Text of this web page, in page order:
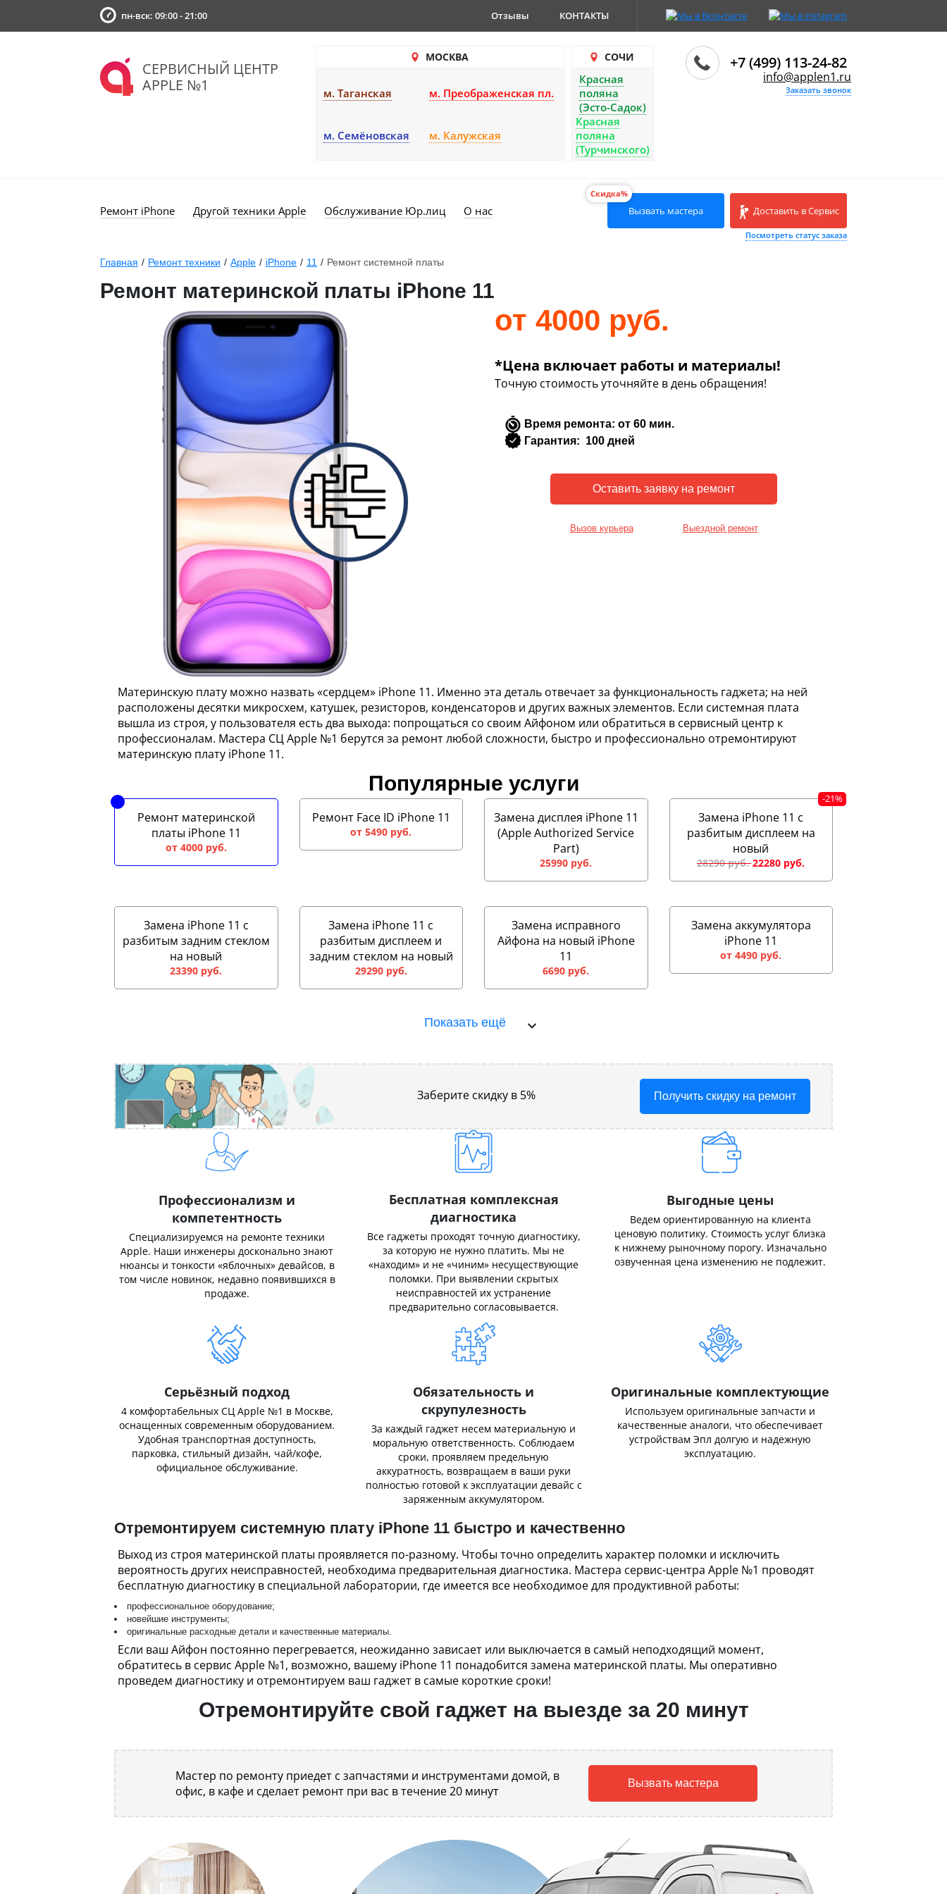
пн-вск: 09:00 - 21:00 Отзывы КОНТАКТЫ
СЕРВИСНЫЙ ЦЕНТР
APPLE №1
МОСКВА
м. Таганская м. Преображенская пл.
м. Семёновская м. Калужская
СОЧИ
Красная
поляна
(Эсто-Садок)
Красная
поляна
(Турчинского)
+7 (499) 113-24-82
info@applen1.ru
Заказать звонок
Ремонт iPhone Другой техники Apple Обслуживание Юр.лиц О нас
Скидка%
Вызвать мастера Доставить в Сервис
Посмотреть статус заказа
Главная / Ремонт техники / Apple / iPhone / 11 / Ремонт системной платы
Ремонт материнской платы iPhone 11
от 4000 руб.
*Цена включает работы и материалы!
Точную стоимость уточняйте в день обращения!
Время ремонта: от 60 мин.
Гарантия: 100 дней
Вызов курьера Выездной ремонт
Материнскую плату можно назвать «сердцем» iPhone 11. Именно эта деталь отвечает за функциональность гаджета; на ней
расположены десятки микросхем, катушек, резисторов, конденсаторов и других важных элементов. Если системная плата
вышла из строя, у пользователя есть два выхода: попрощаться со своим Айфоном или обратиться в сервисный центр к
профессионалам. Мастера СЦ Apple №1 берутся за ремонт любой сложности, быстро и профессионально отремонтируют
материнскую плату iPhone 11.
Популярные услуги
Ремонт материнской
платы iPhone 11
от 4000 руб.
Ремонт Face ID iPhone 11
от 5490 руб.
Замена дисплея iPhone 11
(Apple Authorized Service
Part)
25990 руб.
Замена iPhone 11 с
разбитым дисплеем на
новый
28290 руб.
Замена iPhone 11 с
разбитым задним стеклом
на новый
23390 руб.
Замена iPhone 11 с
разбитым дисплеем и
задним стеклом на новый
29290 руб.
Замена исправного
Айфона на новый iPhone
11
6690 руб.
Замена аккумулятора
iPhone 11
от 4490 руб.
Показать ещё
Заберите скидку в 5% Получить скидку на ремонт
Профессионализм и
компетентность
Специализируемся на ремонте техники
Apple. Наши инженеры досконально знают
нюансы и тонкости «яблочных» девайсов, в
том числе новинок, недавно появившихся в
продаже.
Бесплатная комплексная
диагностика
Все гаджеты проходят точную диагностику,
за которую не нужно платить. Мы не
«находим» и не «чиним» несуществующие
поломки. При выявлении скрытых
неисправностей их устранение
предварительно согласовывается.
Выгодные цены
Ведем ориентированную на клиента
ценовую политику. Стоимость услуг близка
к нижнему рыночному порогу. Изначально
озвученная цена изменению не подлежит.
Серьёзный подход
4 комфортабельных СЦ Apple №1 в Москве,
оснащенных современным оборудованием.
Удобная транспортная доступность,
парковка, стильный дизайн, чай/кофе,
официальное обслуживание.
Обязательность и
скрупулезность
За каждый гаджет несем материальную и
моральную ответственность. Соблюдаем
сроки, проявляем предельную
аккуратность, возвращаем в ваши руки
полностью готовой к эксплуатации девайс с
заряженным аккумулятором.
Оригинальные комплектующие
Используем оригинальные запчасти и
качественные аналоги, что обеспечивает
устройствам Эпл долгую и надежную
эксплуатацию.
Отремонтируем системную плату iPhone 11 быстро и качественно
Выход из строя материнской платы проявляется по-разному. Чтобы точно определить характер поломки и исключить
вероятность других неисправностей, необходима предварительная диагностика. Мастера сервис-центра Apple №1 проводят
бесплатную диагностику в специальной лаборатории, где имеется все необходимое для продуктивной работы:
профессиональное оборудование;
новейшие инструменты;
оригинальные расходные детали и качественные материалы.
Если ваш Айфон постоянно перегревается, неожиданно зависает или выключается в самый неподходящий момент,
обратитесь в сервис Apple №1, возможно, вашему iPhone 11 понадобится замена материнской платы. Мы оперативно
проведем диагностику и отремонтируем ваш гаджет в самые короткие сроки!
Отремонтируйте свой гаджет на выезде за 20 минут
Мастер по ремонту приедет с запчастями и инструментами домой, в
офис, в кафе и сделает ремонт при вас в течение 20 минут
Вызвать мастера